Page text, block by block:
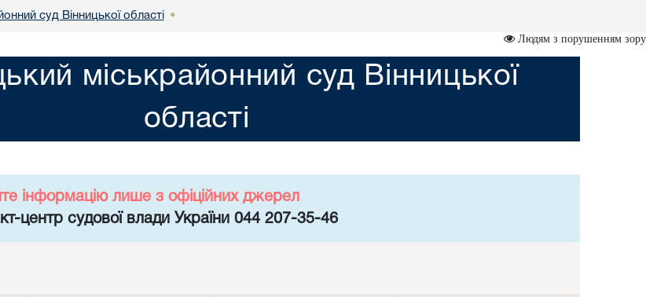
суд Вінницької області •
Людям з порушенням зору
міськрайонний суд Вінницької
області
інформацію лише з офіційних джерел
центр судової влади України 044 207-35-46